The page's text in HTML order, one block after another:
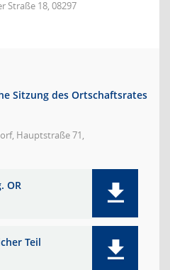
Straße 18, 08297
Sitzung des Ortschaftsrates
Hauptstraße 71,
OR
Teil